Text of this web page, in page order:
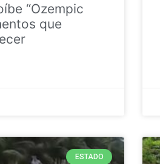
“Ozempic
que
ESTADO